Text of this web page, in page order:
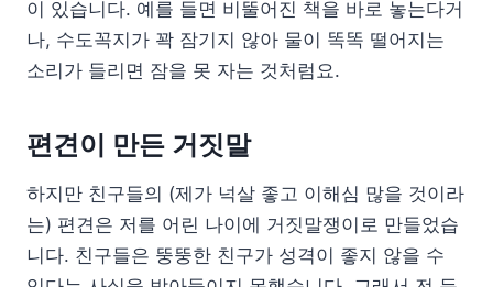
이 있습니다. 예를 들면 비뚤어진 책을 바로 놓는다거
나, 수도꼭지가 꽉 잠기지 않아 물이 똑똑 떨어지는
소리가 들리면 잠을 못 자는 것처럼요.
편견이 만든 거짓말
하지만 친구들의 (제가 넉살 좋고 이해심 많을 것이라
는) 편견은 저를 어린 나이에 거짓말쟁이로 만들었습
니다. 친구들은 뚱뚱한 친구가 성격이 좋지 않을 수